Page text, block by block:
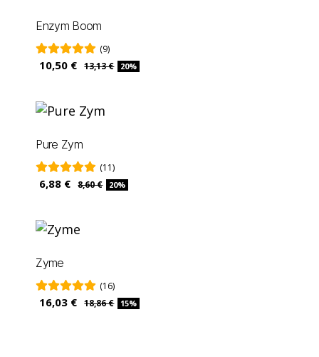
Enzym Boom
(9)
10,50 € 13,13 € 20%
Pure Zym
(11)
6,88 € 8,60 € 20%
Zyme
(16)
16,03 € 18,86 € 15%